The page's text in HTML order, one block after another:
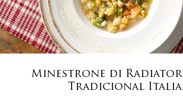
Minestrone di
Tradicional